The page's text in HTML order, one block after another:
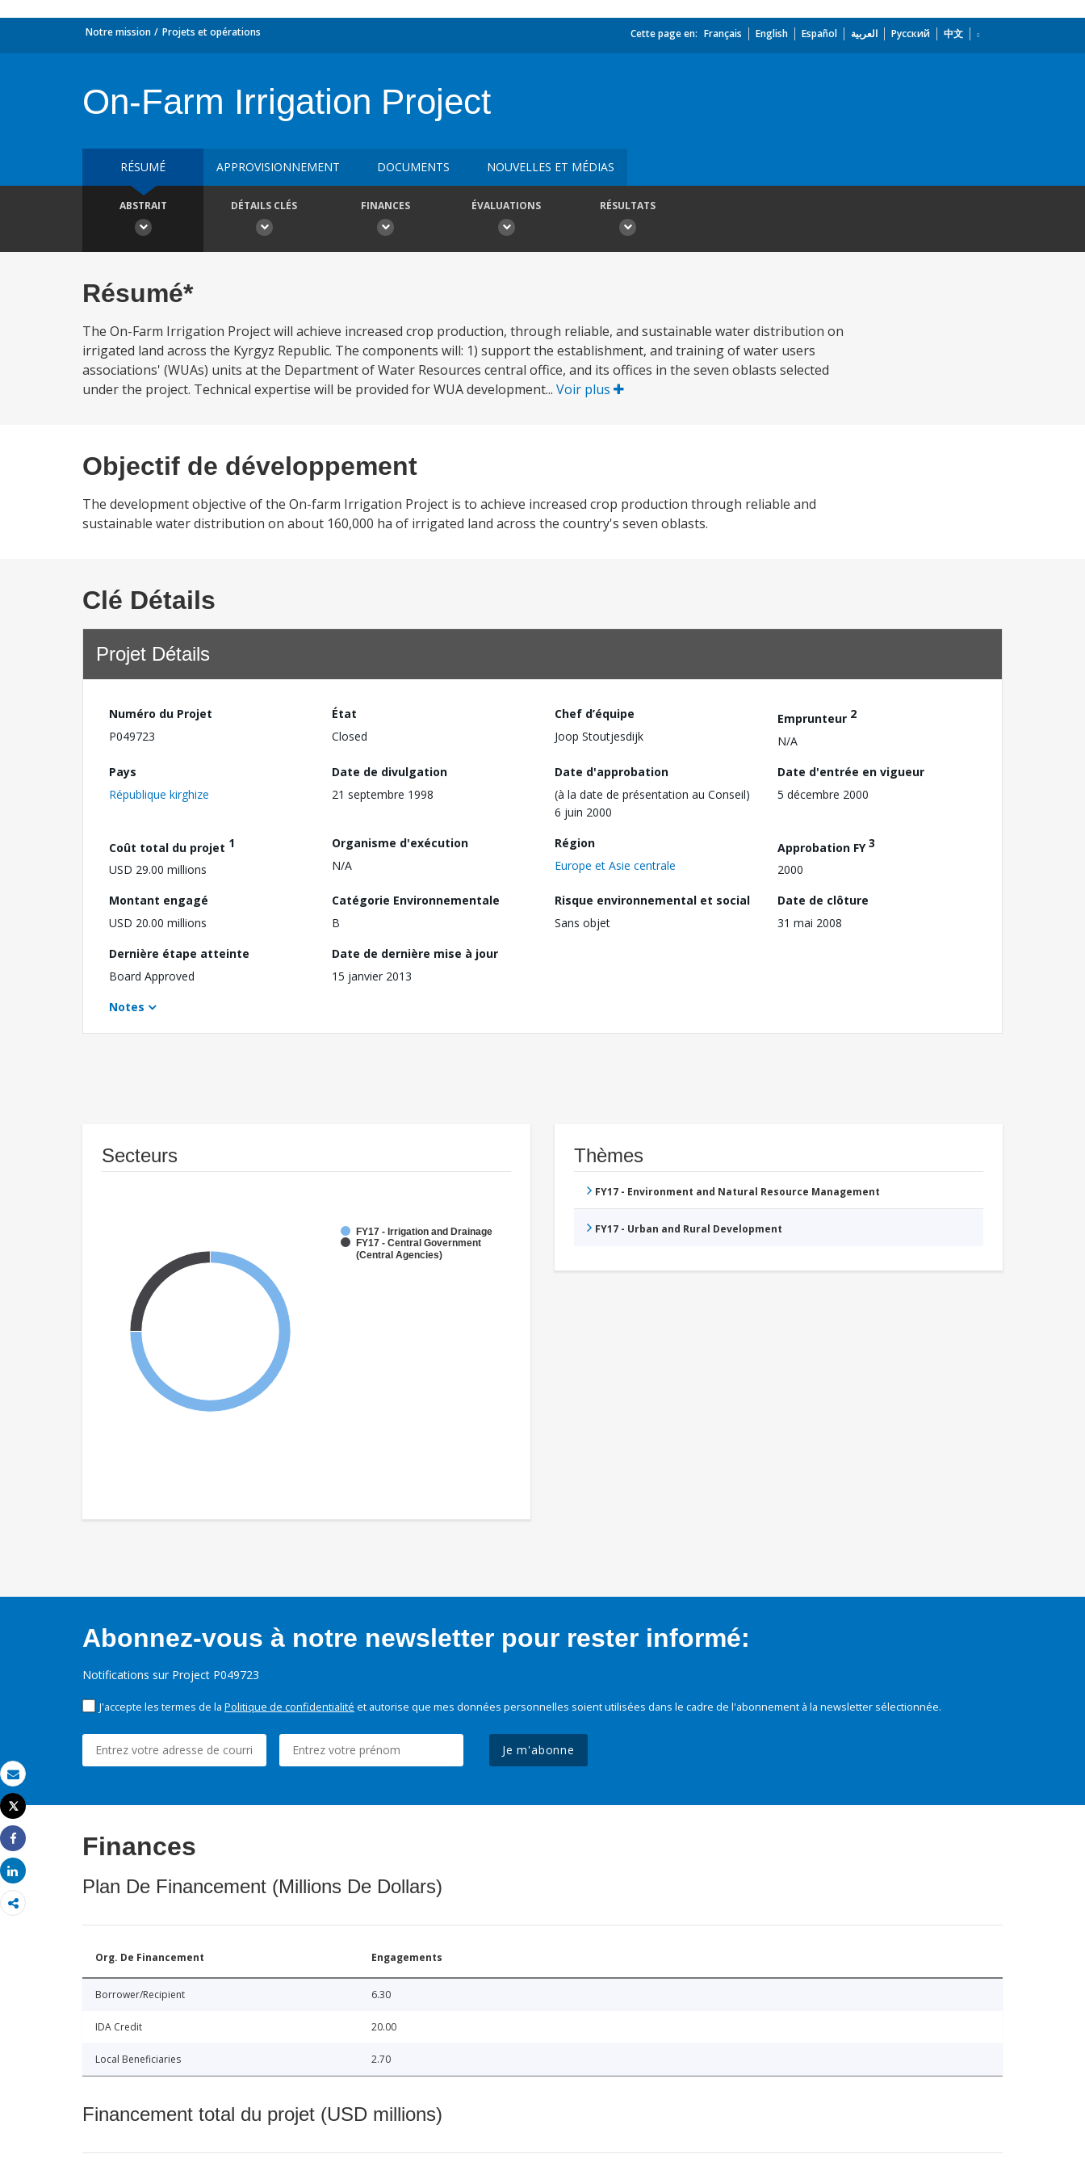
Email
Imprimer
Tweet
Share
Share
Notre mission Projets et opérations Cette page en: Français English Español العربية Русский 中文
On-Farm Irrigation Project
RÉSUMÉ APPROVISIONNEMENT DOCUMENTS NOUVELLES ET MÉDIAS
ABSTRAIT DÉTAILS CLÉS FINANCES ÉVALUATIONS RÉSULTATS
Résumé*
The On-Farm Irrigation Project will achieve increased crop production, through reliable, and sustainable water distribution on
irrigated land across the Kyrgyz Republic. The components will: 1) support the establishment, and training of water users
associations' (WUAs) units at the Department of Water Resources central office, and its offices in the seven oblasts selected
under the project. Technical expertise will be provided for WUA development... Voir plus
Objectif de développement
The development objective of the On-farm Irrigation Project is to achieve increased crop production through reliable and
sustainable water distribution on about 160,000 ha of irrigated land across the country's seven oblasts.
Clé Détails
Projet Détails
Numéro du Projet
P049723
État
Closed
Chef d’équipe
Joop Stoutjesdijk
Emprunteur 2
N/A
Pays
République kirghize
Date de divulgation
21 septembre 1998
Date d'approbation
(à la date de présentation au Conseil)
6 juin 2000
Date d'entrée en vigueur
5 décembre 2000
Coût total du projet 1
USD 29.00 millions
Organisme d'exécution
N/A
Région
Europe et Asie centrale
Approbation FY3
2000
Montant engagé
USD 20.00 millions
Catégorie Environnementale
B
Risque environnemental et social
Sans objet
Date de clôture
31 mai 2008
Dernière étape atteinte
Board Approved
Date de dernière mise à jour
15 janvier 2013
Notes
Secteurs
FY17 - Irrigation and Drainage
FY17 - Central Government
(Central Agencies)
Thèmes
FY17 - Environment and Natural Resource Management
FY17 - Urban and Rural Development
Abonnez-vous à notre newsletter pour rester informé:
Notifications sur Project P049723
J'accepte les termes de la Politique de confidentialité et autorise que mes données personnelles soient utilisées dans le cadre de l'abonnement à la newsletter sélectionnée.
Je m'abonne
Finances
Plan De Financement (Millions De Dollars)
Org. De Financement Engagements
Borrower/Recipient 6.30
IDA Credit 20.00
Local Beneficiaries 2.70
Financement total du projet (USD millions)